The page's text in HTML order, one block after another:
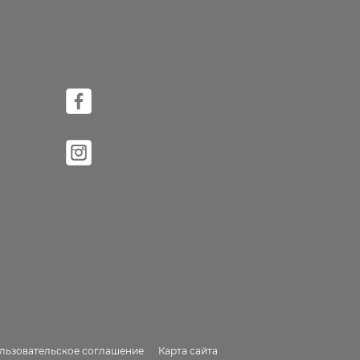
соглашение Карта сайта